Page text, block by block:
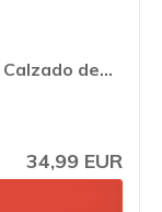
de...
34,99 EUR